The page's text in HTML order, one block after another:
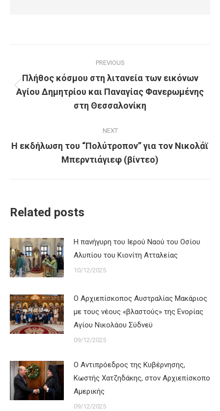
navigation
PREVIOUS
Previous
post:
Πλήθος κόσμου στη λιτανεία των εικόνων
Αγίου Δημητρίου και Παναγίας Φανερωμένης
στη Θεσσαλονίκη
NEXT
Next
post:
Η εκδήλωση του “Πολύτροπον” για τον Νικολάϊ
Μπερντιάγιεφ (βίντεο)
Related posts
Η πανήγυρη του Ιερού Ναού του Οσίου
Αλυπίου του Κιονίτη Ατταλείας
10/12/2025
Ο Αρχιεπίσκοπος Αυστραλίας Μακάριος
με τους νέους «βλαστούς» της Ενορίας
Αγίου Νικολάου Σύδνεϋ
09/12/2025
Ο Αντιπρόεδρος της Κυβέρνησης,
Κωστής Χατζηδάκης, στον Αρχιεπίσκοπο
Αμερικής
09/12/2025